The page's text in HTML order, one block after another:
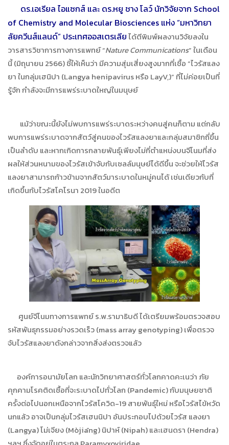
ดร.เอเรียล ไอแซกส์ และ ดร.หยู ชาง โลว์ นักวิจัยจาก School
of Chemistry and Molecular Biosciences แห่ง “มหาวิทยา
ลัยควีนส์แลนด์” ประเทศออสเตรเลียได้ตีพิมพ์ผลงานวิจัยลงใน
วารสารวิชาการทางการแพทย์ “Nature Communications” ในเดือน
นี้ (มิถุนายน 2566) ชี้ให้เห็นว่า มีความสุ่มเสี่ยงสูงมากที่เชื้อ “ไวรัสแลง
ยา ในกลุ่มเฮนิปา (Langya henipavirus หรือ LayV,)” ที่ไม่ค่อยเป็นที่
รู้จัก กำลังจะมีการแพร่ระบาดใหญ่ในมนุษย์
แม้ว่าขณะนี้ยังไม่พบการแพร่ระบาดระหว่างคนสู่คนก็ตาม แต่กลับ
พบการแพร่ระบาดจากสัตว์สู่คนของไวรัสแลงยาและกลุ่มสมาชิกถี่ขึ้น
เป็นลำดับ และหากเกิดการกลายพันธุ์เพียงไม่กี่ตำแหน่งบนจีโนมที่ส่ง
ผลให้ส่วนหนามของไวรัสเข้าจับกับเซลล์มนุษย์ได้ดีขึ้น จะช่วยให้ไวรัส
แลงยาสามารถก้าวข้ามจากสัตว์มาระบาดในหมู่คนได้ เช่นเดียวกับที่
เกิดขึ้นกับไวรัสโคโรนา 2019 ในอดีต
ศูนย์จีโนมทางการแพทย์ ร.พ.รามาธิบดี ได้เตรียมพร้อมตรวจสอบ
รหัสพันธุกรรมอย่างรวดเร็ว (mass array genotyping) เพื่อตรวจ
จับไวรัสแลงยาดังกล่าวจากสิ่งส่งตรวจแล้ว
องค์การอนามัยโลก และนักวิทยาศาสตร์ทั่วโลกคาดคะเนว่า ภัย
คุกคามโรคติดเชื้อที่จะระบาดไปทั่วโลก (Pandemic) กับมนุษยชาติ
ครั้งต่อไปนอกเหนือจากไวรัสโควิด-19 สายพันธุ์ใหม่ หรือไวรัสไข้หวัด
นกแล้ว อาจเป็นกลุ่มไวรัสเฮนนิปา อันประกอบไปด้วยไวรัส แลงยา
(Langya) โม่เจียง (Mòjiāng) นิปาห์ (Nipah) และเฮนดรา (Hendra)